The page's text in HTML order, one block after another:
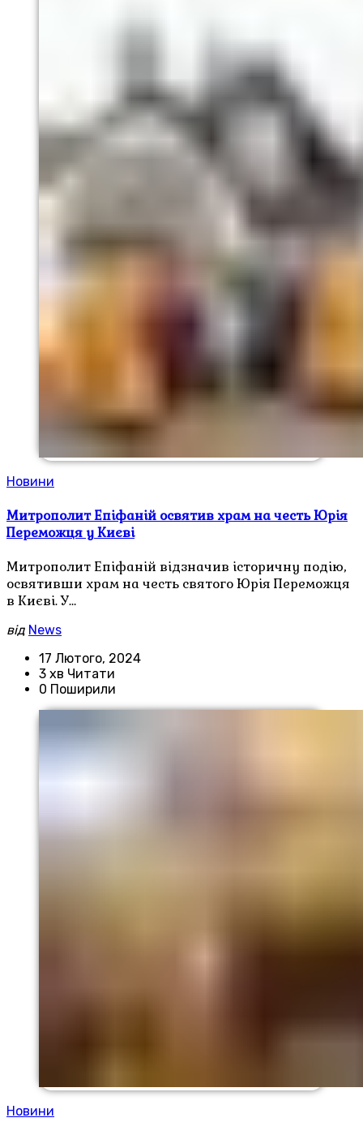
Новини
Митрополит Епіфаній освятив храм на честь Юрія
Переможця у Києві
Митрополит Епіфаній відзначив історичну подію,
освятивши храм на честь святого Юрія Переможця
в Києві. У…
від News
17 Лютого, 2024
3 хв Читати
0 Поширили
Новини